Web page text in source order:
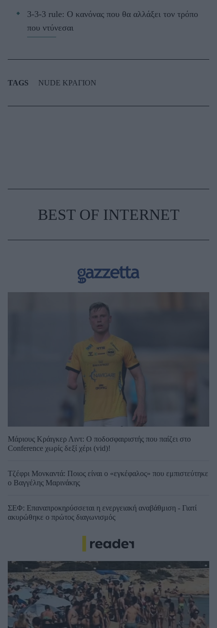
3-3-3 rule: Ο κανόνας που θα αλλάξει τον τρόπο
που ντύνεσαι
TAGS NUDE ΚΡΑΓΙΟΝ
BEST OF INTERNET
Μάριους Κράιγκερ Λιντ: Ο ποδοσφαιριστής που παίζει στο
Conference χωρίς δεξί χέρι (vid)!
Τζέφρι Μονκαντά: Ποιος είναι ο «εγκέφαλος» που εμπιστεύτηκε
ο Βαγγέλης Μαρινάκης
ΣΕΦ: Επαναπροκηρύσσεται η ενεργειακή αναβάθμιση - Γιατί
ακυρώθηκε ο πρώτος διαγωνισμός